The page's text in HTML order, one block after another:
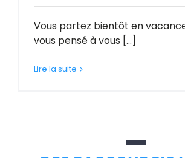
Vous partez bientôt en
vous pensé à vous [...]
Lire la suite